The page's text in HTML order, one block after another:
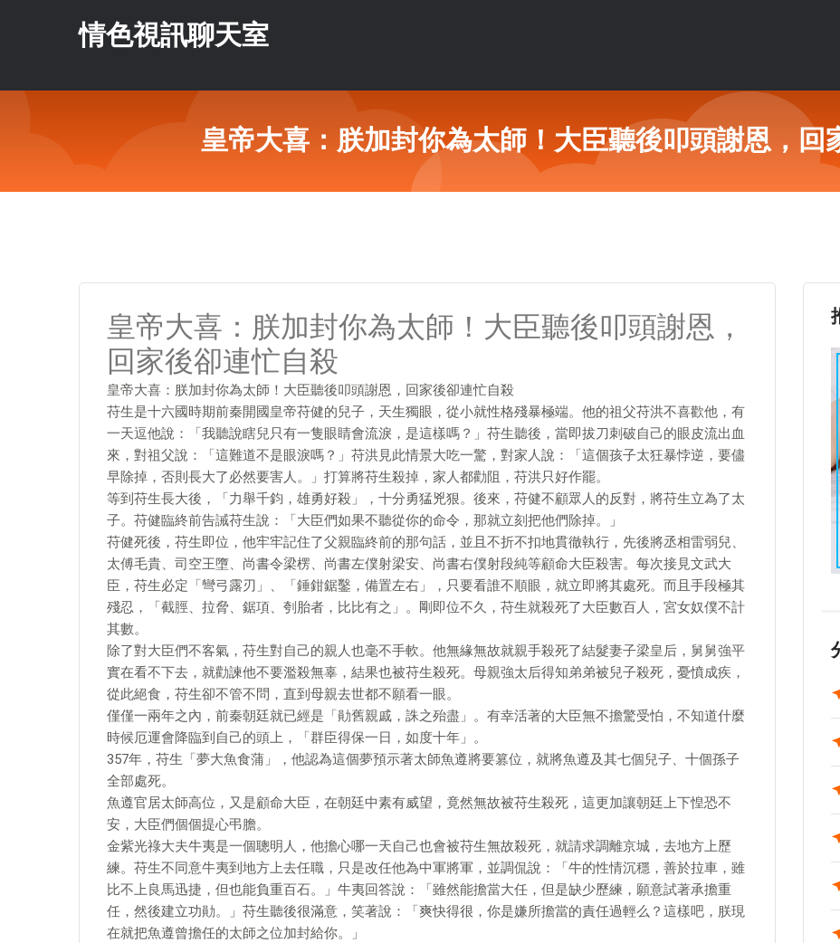
情色視訊聊天室
皇帝大喜：朕加封你為太師！大臣聽後叩頭謝恩，回
皇帝大喜：朕加封你為太師！大臣聽後叩頭謝恩，
回家後卻連忙自殺
皇帝大喜：朕加封你為太師！大臣聽後叩頭謝恩，回家後卻連忙自殺
苻生是十六國時期前秦開國皇帝苻健的兒子，天生獨眼，從小就性格殘暴極端。他的祖父苻洪不喜歡他，有
一天逗他說：「我聽說瞎兒只有一隻眼睛會流淚，是這樣嗎？」苻生聽後，當即拔刀刺破自己的眼皮流出血
來，對祖父說：「這難道不是眼淚嗎？」苻洪見此情景大吃一驚，對家人說：「這個孩子太狂暴悖逆，要儘
早除掉，否則長大了必然要害人。」打算將苻生殺掉，家人都勸阻，苻洪只好作罷。
等到苻生長大後，「力舉千鈞，雄勇好殺」，十分勇猛兇狠。後來，苻健不顧眾人的反對，將苻生立為了太
子。苻健臨終前告誡苻生說：「大臣們如果不聽從你的命令，那就立刻把他們除掉。」
苻健死後，苻生即位，他牢牢記住了父親臨終前的那句話，並且不折不扣地貫徹執行，先後將丞相雷弱兒、
太傅毛貴、司空王墮、尚書令梁楞、尚書左僕射梁安、尚書右僕射段純等顧命大臣殺害。每次接見文武大
臣，苻生必定「彎弓露刃」、「錘鉗鋸鑿，備置左右」，只要看誰不順眼，就立即將其處死。而且手段極其
殘忍，「截脛、拉脅、鋸項、刳胎者，比比有之」。剛即位不久，苻生就殺死了大臣數百人，宮女奴僕不計
其數。
除了對大臣們不客氣，苻生對自己的親人也毫不手軟。他無緣無故就親手殺死了結髮妻子梁皇后，舅舅強平
實在看不下去，就勸諫他不要濫殺無辜，結果也被苻生殺死。母親強太后得知弟弟被兒子殺死，憂憤成疾，
從此絕食，苻生卻不管不問，直到母親去世都不願看一眼。
僅僅一兩年之內，前秦朝廷就已經是「勛舊親戚，誅之殆盡」。有幸活著的大臣無不擔驚受怕，不知道什麼
時候厄運會降臨到自己的頭上，「群臣得保一日，如度十年」。
357年，苻生「夢大魚食蒲」，他認為這個夢預示著太師魚遵將要篡位，就將魚遵及其七個兒子、十個孫子
全部處死。
魚遵官居太師高位，又是顧命大臣，在朝廷中素有威望，竟然無故被苻生殺死，這更加讓朝廷上下惶恐不
安，大臣們個個提心弔膽。
金紫光祿大夫牛夷是一個聰明人，他擔心哪一天自己也會被苻生無故殺死，就請求調離京城，去地方上歷
練。苻生不同意牛夷到地方上去任職，只是改任他為中軍將軍，並調侃說：「牛的性情沉穩，善於拉車，雖
比不上良馬迅捷，但也能負重百石。」牛夷回答說：「雖然能擔當大任，但是缺少歷練，願意試著承擔重
任，然後建立功勛。」苻生聽後很滿意，笑著說：「爽快得很，你是嫌所擔當的責任過輕么？這樣吧，朕現
在就把魚遵曾擔任的太師之位加封給你。」